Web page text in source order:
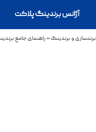
آژانس برندینگ پلاکت
برندسازی و برندینگ»راهنمای جامع